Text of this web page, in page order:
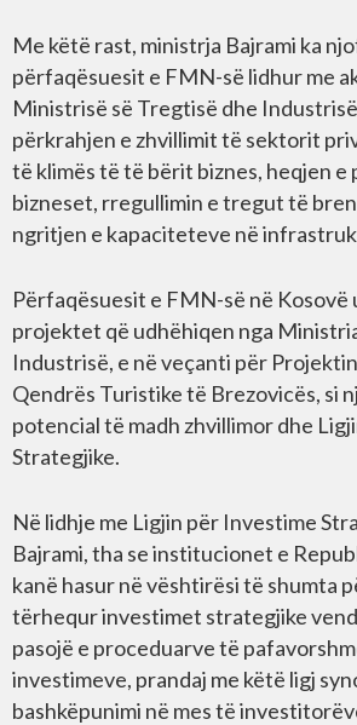
Me këtë rast, ministrja Bajrami ka
përfaqësuesit e FMN-së lidhur me
Ministrisë së Tregtisë dhe
përkrahjen e zhvillimit të sektorit
të klimës të të bërit biznes, heqjen e
bizneset, rregullimin e tregut të
ngritjen e kapaciteteve në
Përfaqësuesit e FMN-së në Kosovë
projektet që udhëhiqen nga
Industrisë, e në veçanti për
Qendrës Turistike të Brezovicës, si
potencial të madh zhvillimor dhe
Strategjike.
Në lidhje me Ligjin për Investime
Bajrami, tha se institucionet e
kanë hasur në vështirësi të shumta
tërhequr investimet strategjike
pasojë e proceduarve të
investimeve, prandaj me këtë ligj
bashkëpunimi në mes të